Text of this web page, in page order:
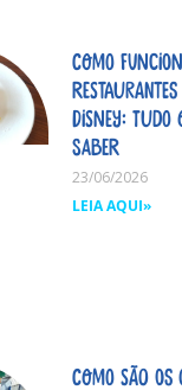
Como
restaurantes
Disney: tudo
saber
23/06/2026
LEIA AQUI»
Como são os